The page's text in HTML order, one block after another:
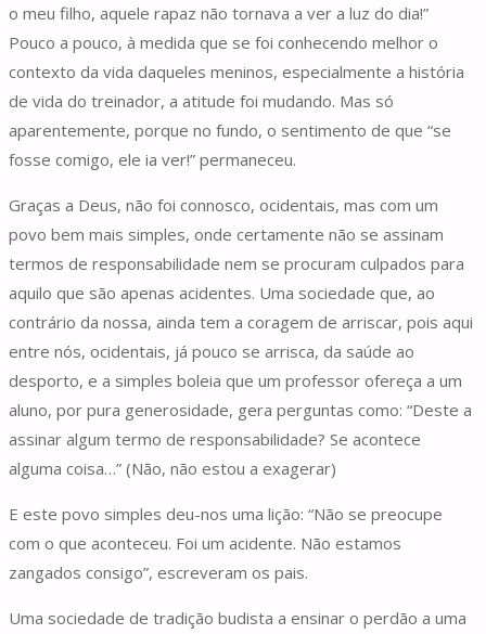
for:
o meu filho, aquele rapaz não tornava a ver a luz do dia!”
Pouco a pouco, à medida que se foi conhecendo melhor o
contexto da vida daqueles meninos, especialmente a história
de vida do treinador, a atitude foi mudando. Mas só
aparentemente, porque no fundo, o sentimento de que “se
fosse comigo, ele ia ver!” permaneceu.
Graças a Deus, não foi connosco, ocidentais, mas com um
povo bem mais simples, onde certamente não se assinam
termos de responsabilidade nem se procuram culpados para
aquilo que são apenas acidentes. Uma sociedade que, ao
contrário da nossa, ainda tem a coragem de arriscar, pois aqui
entre nós, ocidentais, já pouco se arrisca, da saúde ao
desporto, e a simples boleia que um professor ofereça a um
aluno, por pura generosidade, gera perguntas como: “Deste a
assinar algum termo de responsabilidade? Se acontece
alguma coisa…” (Não, não estou a exagerar)
E este povo simples deu-nos uma lição: “Não se preocupe
com o que aconteceu. Foi um acidente. Não estamos
zangados consigo”, escreveram os pais.
Uma sociedade de tradição budista a ensinar o perdão a uma